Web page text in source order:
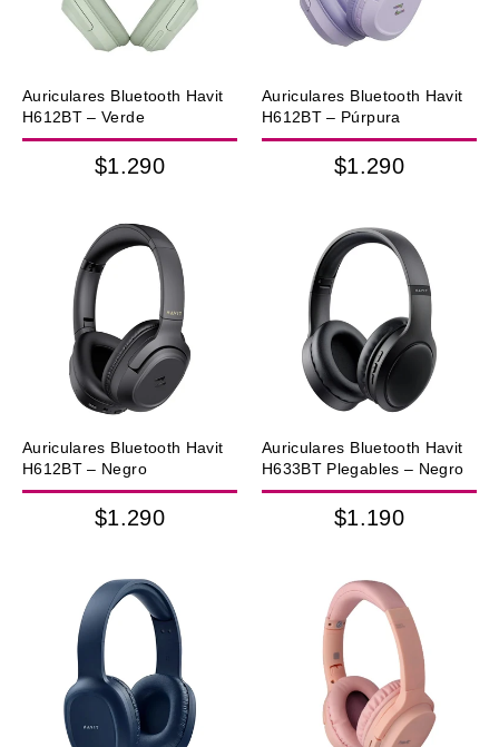
Auriculares Bluetooth Havit
H612BT – Verde
$1.290
Auriculares Bluetooth Havit
H612BT – Púrpura
$1.290
Auriculares Bluetooth Havit
H612BT – Negro
$1.290
Auriculares Bluetooth Havit
H633BT Plegables – Negro
$1.190